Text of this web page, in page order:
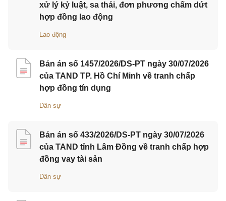
xử lý kỷ luật, sa thải, đơn phương chấm dứt
hợp đồng lao động
Lao động
Bản án số 1457/2026/DS-PT ngày 30/07/2026
của TAND TP. Hồ Chí Minh về tranh chấp
hợp đồng tín dụng
Dân sự
Bản án số 433/2026/DS-PT ngày 30/07/2026
của TAND tỉnh Lâm Đồng về tranh chấp hợp
đồng vay tài sản
Dân sự